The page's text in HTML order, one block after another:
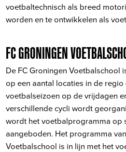
voetbaltechnisch als breed
worden en te ontwikkelen als
FC GRONINGEN
De FC Groningen Voetbalschool
op een aantal locaties in de
voetbalseizoen op de vrijdagen
verschillende cycli wordt
wordt het voetbalprogramma op
aangeboden. Het programma
Voetbalschool is in lijn met het